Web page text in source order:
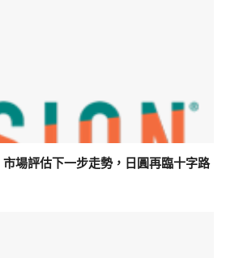
場評估下一步走勢，日圓再臨十字路